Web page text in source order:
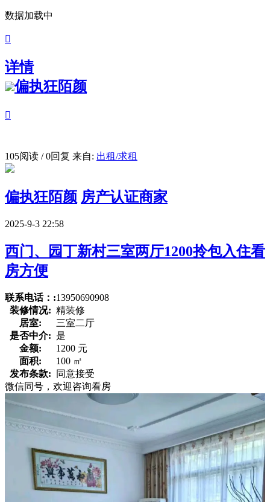
数据加载中

详情
偏执狂陌颜

105阅读 / 0回复 来自: 出租/求租
偏执狂陌颜 房产认证商家
2025-9-3 22:58
西门、园丁新村三室两厅1200拎包入住看
房方便
联系电话：:13950690908
装修情况: 精装修
居室:
三室二厅
是否中介: 是
金额:
1200 元
面积:
100 ㎡
发布条款:
同意接受
微信同号，欢迎咨询看房